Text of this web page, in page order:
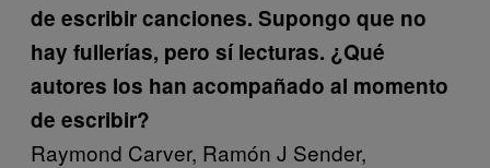
de escribir canciones. Supongo que no
hay fullerías, pero sí lecturas. ¿Qué
autores los han acompañado al momento
de escribir?
Raymond Carver, Ramón J Sender,